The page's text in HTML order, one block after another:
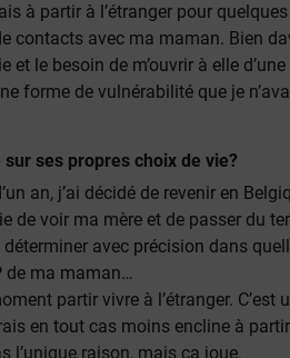
à partir à l’étranger pour
contacts avec ma maman. Bien
et le besoin de m’ouvrir à elle
forme de vulnérabilité que je
ses propres choix de vie?
an, j’ai décidé de revenir en
de voir ma mère et de passer du
avec précision dans
de ma maman…
partir vivre à l’étranger. C’est
en tout cas moins encline à
l’unique raison, mais ça joue.